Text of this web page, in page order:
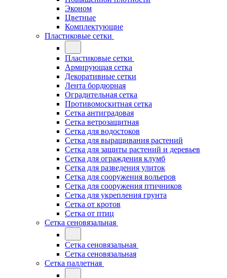
Эконом
Цветные
Комплектующие
Пластиковые сетки
Пластиковые сетки
Армирующая сетка
Декоративные сетки
Лента бордюрная
Оградительная сетка
Противомоскитная сетка
Сетка антиградовая
Сетка ветрозащитная
Сетка для водостоков
Сетка для выращивания растений
Сетка для защиты растений и деревьев
Сетка для ограждения клумб
Сетка для разведения улиток
Сетка для сооружения вольеров
Сетка для сооружения птичников
Сетка для укрепления грунта
Сетка от кротов
Сетка от птиц
Сетка сеновязальная
Сетка сеновязальная
Сетка сеновязальная
Сетка паллетная